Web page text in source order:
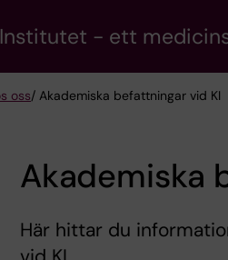
- ett
oss/ Akademiska befattningar vid KI
Akademiska
Här hittar du